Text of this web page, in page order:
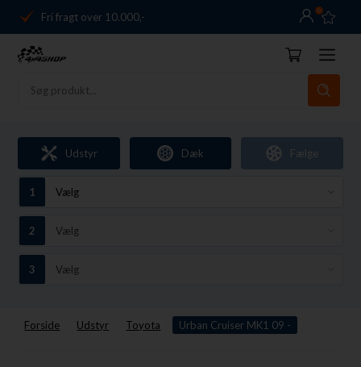
Fri fragt over 10.000,-
Danmarks førende
14 dages returret
Fri fragt over 10.000,-
Danmarks førende
14 dages returret
0
Udstyr Dæk Fælge
Forside Udstyr Toyota Urban Cruiser MK1 09 -